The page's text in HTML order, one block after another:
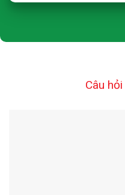
Câu hỏi